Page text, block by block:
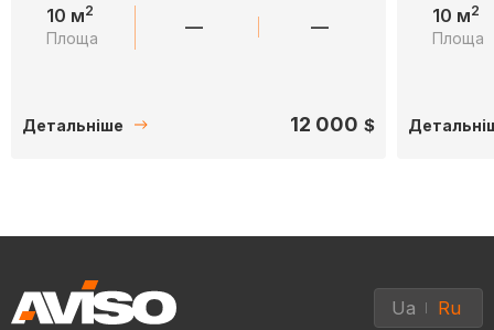
10 м2
Площа — —
Детальніше 12 000 $
10 м2
Площа
Ua Ru